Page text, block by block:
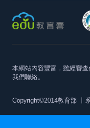
本網站內容豐富，雖經審查
我們聯絡。
Copyright©2014教育部 丨